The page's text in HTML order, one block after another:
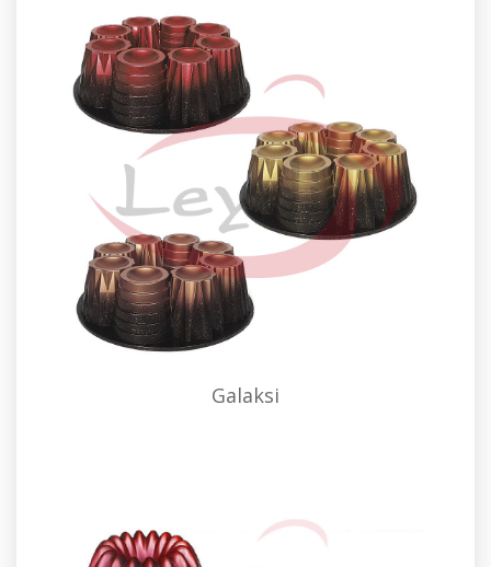
Galaksi